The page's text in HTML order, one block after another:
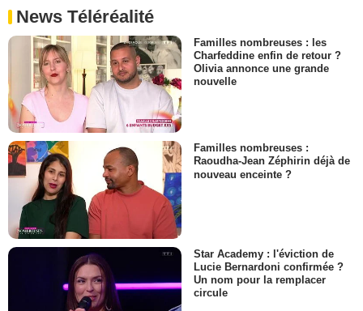
News Téléréalité
Familles nombreuses : les
Charfeddine enfin de retour ?
Olivia annonce une grande
nouvelle
Familles nombreuses :
Raoudha-Jean Zéphirin déjà de
nouveau enceinte ?
Star Academy : l'éviction de
Lucie Bernardoni confirmée ?
Un nom pour la remplacer
circule